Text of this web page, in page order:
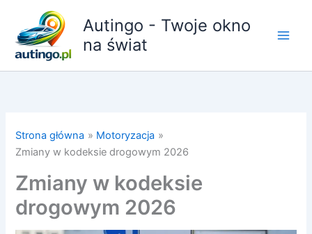
treści
Autingo - Twoje okno
na świat
Strona główna
Motoryzacja
Zmiany w kodeksie drogowym 2026
Zmiany w kodeksie
drogowym 2026